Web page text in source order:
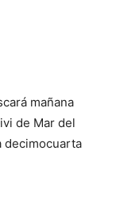
mañana
de Mar del
decimocuarta